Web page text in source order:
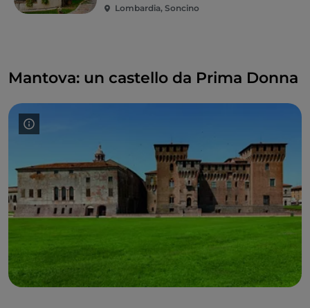
Lombardia, Soncino
Mantova: un castello da Prima Donna